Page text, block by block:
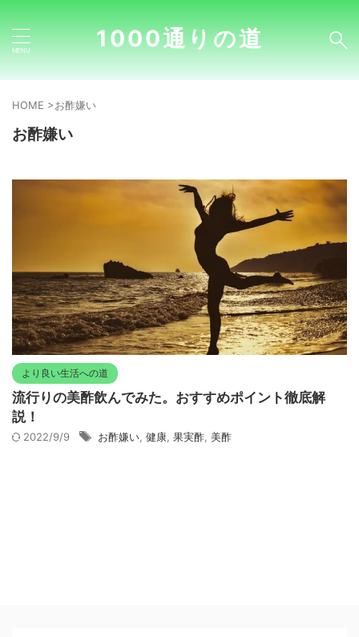
1000通りの道
HOME >お酢嫌い
お酢嫌い
より良い生活への道
流行りの美酢飲んでみた。おすすめポイント徹底解
説！
2022/9/9 お酢嫌い, 健康, 果実酢, 美酢